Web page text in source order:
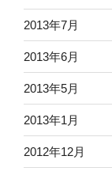
2013年7月
2013年6月
2013年5月
2013年1月
2012年12月